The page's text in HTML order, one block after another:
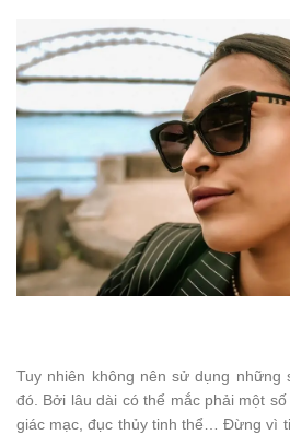
Tuy nhiên không nên sử dụng những
đó. Bởi lâu dài có thể mắc phải một
giác mạc, đục thủy tinh thể… Đừng vì